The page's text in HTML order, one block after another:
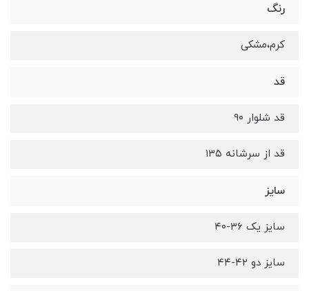
رنگ
کرم،مشکی
قد
قد شلوار ۹۰
قد از سرشانه ۱۳۵
سایز
سایز یک ۳۶-۴۰
سایز دو ۴۲-۴۴